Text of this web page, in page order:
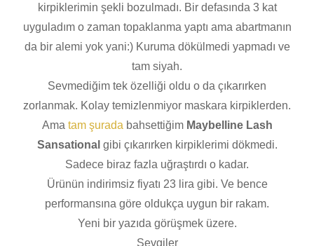
kirpiklerimin şekli bozulmadı. Bir defasında 3 kat
uyguladım o zaman topaklanma yaptı ama abartmanın
da bir alemi yok yani:) Kuruma dökülmedi yapmadı ve
tam siyah.
Sevmediğim tek özelliği oldu o da çıkarırken
zorlanmak. Kolay temizlenmiyor maskara kirpiklerden.
Ama tam şurada bahsettiğim Maybelline Lash
Sansational gibi çıkarırken kirpiklerimi dökmedi.
Sadece biraz fazla uğraştırdı o kadar.
Ürünün indirimsiz fiyatı 23 lira gibi. Ve bence
performansına göre oldukça uygun bir rakam.
Yeni bir yazıda görüşmek üzere.
Sevgiler